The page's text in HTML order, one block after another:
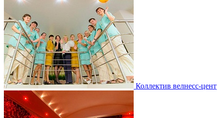
Коллектив велнесс-